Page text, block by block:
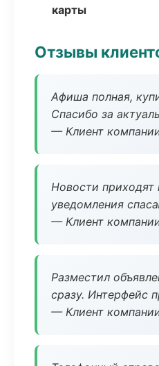
карты
Отзывы
Афиша полная,
Спасибо за
— Клиент
Новости
уведомления
— Клиент
Разместил
сразу. Интерфейс
— Клиент